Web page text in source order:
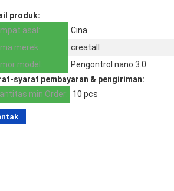
produk:
asal:
Cina
merek:
creatall
model:
Pengontrol nano 3.0
syarat pembayaran & pengiriman:
min Order:
10 pcs